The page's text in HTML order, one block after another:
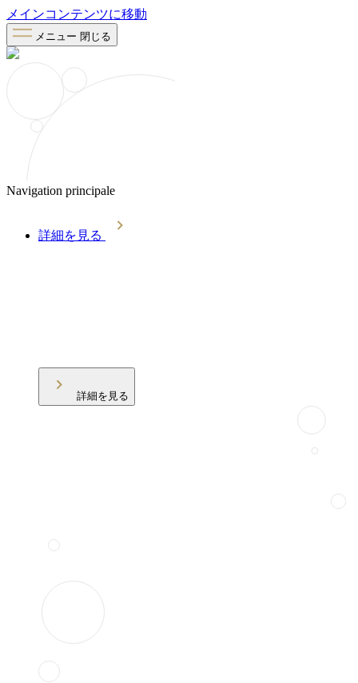
メインコンテンツに移動
メニュー 閉じる
Navigation principale
詳細を見る
詳細を見る